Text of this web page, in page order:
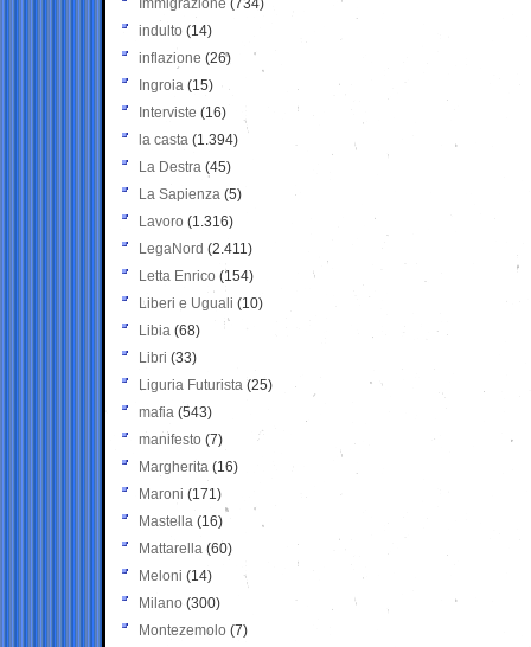
Immigrazione (734)
indulto (14)
inflazione (26)
Ingroia (15)
Interviste (16)
la casta (1.394)
La Destra (45)
La Sapienza (5)
Lavoro (1.316)
LegaNord (2.411)
Letta Enrico (154)
Liberi e Uguali (10)
Libia (68)
Libri (33)
Liguria Futurista (25)
mafia (543)
manifesto (7)
Margherita (16)
Maroni (171)
Mastella (16)
Mattarella (60)
Meloni (14)
Milano (300)
Montezemolo (7)